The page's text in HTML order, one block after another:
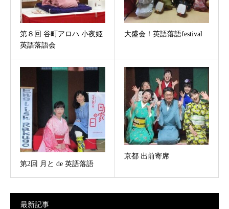
第８回 谷町アロハ 小夜姫
英語落語会
大盛会！英語落語festival
第2回 月と de 英語落語
京都 出前寄席
最新記事